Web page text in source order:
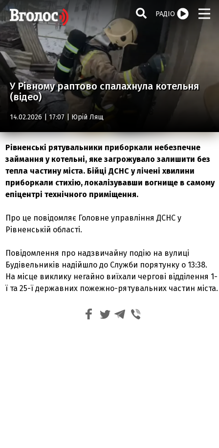
РАДІО
У Рівному раптово спалахнула котельня
(відео)
14.02.2026 | 17:07 | Юрій Лящ
Рівненські рятувальники приборкали небезпечне
займання у котельні, яке загрожувало залишити без
тепла частину міста. Бійці ДСНС у лічені хвилини
приборкали стихію, локалізувавши вогнище в самому
епіцентрі технічного приміщення.
Про це повідомляє Головне управління ДСНС у
Рівненській області.
Повідомлення про надзвичайну подію на вулиці
Будівельників надійшло до Служби порятунку о 13:38.
На місце виклику негайно виїхали чергові відділення 1-
ї та 25-ї державних пожежно-рятувальних частин міста.